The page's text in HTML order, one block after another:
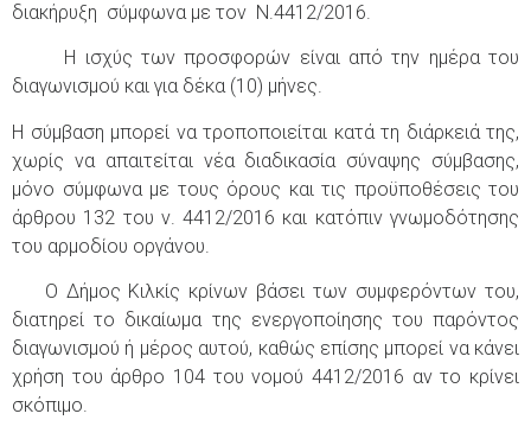
διακήρυξη σύμφωνα με τον Ν.4412/2016.
Η ισχύς των προσφορών είναι από την ημέρα του
διαγωνισμού και για δέκα (10) μήνες.
Η σύμβαση μπορεί να τροποποιείται κατά τη διάρκειά της,
χωρίς να απαιτείται νέα διαδικασία σύναψης σύμβασης,
μόνο σύμφωνα με τους όρους και τις προϋποθέσεις του
άρθρου 132 του ν. 4412/2016 και κατόπιν γνωμοδότησης
του αρμοδίου οργάνου.
Ο Δήμος Κιλκίς κρίνων βάσει των συμφερόντων του,
διατηρεί το δικαίωμα της ενεργοποίησης του παρόντος
διαγωνισμού ή μέρος αυτού, καθώς επίσης μπορεί να κάνει
χρήση του άρθρο 104 του νομού 4412/2016 αν το κρίνει
σκόπιμο.